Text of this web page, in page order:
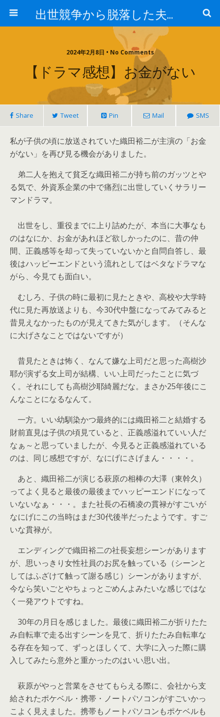
出世競争から脱落した夫と妻の日常
2024年2月8日 • No Comments
【ドラマ感想】お金がない
Share Tweet Pin Mail SMS
私が子供の頃に放送されていた織田裕二が主演の「お金
がない」を再び見る機会がありました。
弟二人を抱えて貧乏な織田裕二が持ち前のガッツとや
る気で、外資系企業の中で痛烈に出世していくサラリー
マンドラマ。
出世をし、重役までに上り詰めたが、本当に大事なも
のはなにか、お金があれほど欲しかったのに、昔の仲
間、正義感等を却って失っていないかと自問自答し、最
後はハッピーエンドという流れとしてはベタなドラマな
がら、今見ても面白い。
むしろ、子供の時に最初に見たときや、高校や大学時
代に見た再放送よりも、今30代中盤になってみてみると
昔見えなかったものが見えてきた気がします。（そんな
に大げさなことではないですが）
昔見たときは怖く、なんて嫌な上司だと思った高樹沙
耶が演ずる女上司が結構、いい上司だったことに気づ
く。それにしても高樹沙耶綺麗だな。まさか25年後にこ
んなことになるなんて。
一方。いい幼馴染かつ最終的には織田裕二と結婚する
財前直見は子供の頃見ていると、正義感溢れていい人だ
なぁ～と思っていましたが、今見ると正義感溢れている
のは、同じ感想ですが、なにげにさげまん・・・・。
あと、織田裕二が演じる萩原の相棒の大澤（東幹久）
ってよく見ると最後の最後までハッピーエンドになって
いないなぁ・・・。また社長の石橋凌の貫禄がすごいが
なにげにこの当時はまだ30代後半だったようです。すご
いな貫禄が。
エンディングで織田裕二の社長妄想シーンがあります
が、思いっきり女性社員のお尻を触っている（シーンと
してはふざけて触って謝る感じ）シーンがありますが、
今なら笑いごとやちょっとごめんよみたいな感じではな
く一発アウトですね。
30年の月日を感じました。最後に織田裕二が折りたた
み自転車で走る出すシーンを見て、折りたたみ自転車な
る存在を知って、ずっとほしくて、大学に入った際に購
入してみたら意外と重かったのはいい思い出。
萩原がやっと営業をさせてもらえる際に、会社から支
給されたポケベル・携帯・ノートパソコンがすごいかっ
こよく見えました。携帯もノートパソコンもポケベルも